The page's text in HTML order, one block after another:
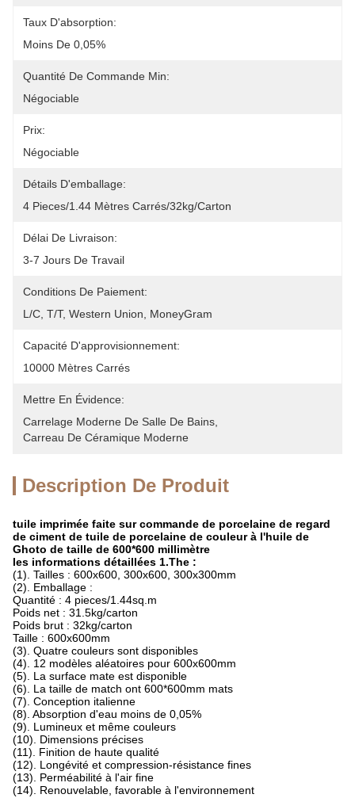
Taux D'absorption:
Moins De 0,05%
Quantité De Commande Min:
Négociable
Prix:
Négociable
Détails D'emballage:
4 Pieces/1.44 Mètres Carrés/32kg/carton
Délai De Livraison:
3-7 Jours De Travail
Conditions De Paiement:
L/C, T/T, Western Union, MoneyGram
Capacité D'approvisionnement:
10000 Mètres Carrés
Mettre En Évidence:
Carrelage Moderne De Salle De Bains
Carreau De Céramique Moderne
Description De Produit
tuile imprimée faite sur commande de porcelaine de regard
de ciment de tuile de porcelaine de couleur à l'huile de
Ghoto de taille de 600*600 millimètre
les informations détaillées 1.The :
(1). Tailles : 600x600, 300x600, 300x300mm
(2). Emballage :
Quantité : 4 pieces/1.44sq.m
Poids net : 31.5kg/carton
Poids brut : 32kg/carton
Taille : 600x600mm
(3). Quatre couleurs sont disponibles
(4). 12 modèles aléatoires pour 600x600mm
(5). La surface mate est disponible
(6). La taille de match ont 600*600mm mats
(7). Conception italienne
(8). Absorption d'eau moins de 0,05%
(9). Lumineux et même couleurs
(10). Dimensions précises
(11). Finition de haute qualité
(12). Longévité et compression-résistance fines
(13). Perméabilité à l'air fine
(14). Renouvelable, favorable à l'environnement